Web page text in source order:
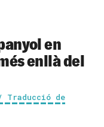
en
enllà del
de